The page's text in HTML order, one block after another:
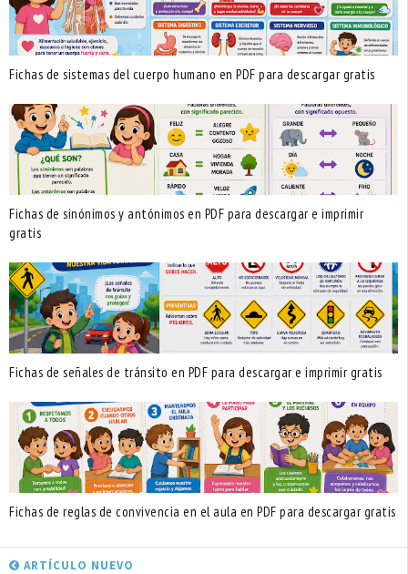
Fichas de sistemas del cuerpo humano en PDF para descargar gratis
Fichas de sinónimos y antónimos en PDF para descargar e imprimir
gratis
Fichas de señales de tránsito en PDF para descargar e imprimir gratis
Fichas de reglas de convivencia en el aula en PDF para descargar gratis
ARTÍCULO NUEVO